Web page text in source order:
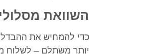
השוואת מסלולים
כדי להמחיש את ההבדל,
יותר משתלם – לשלוח